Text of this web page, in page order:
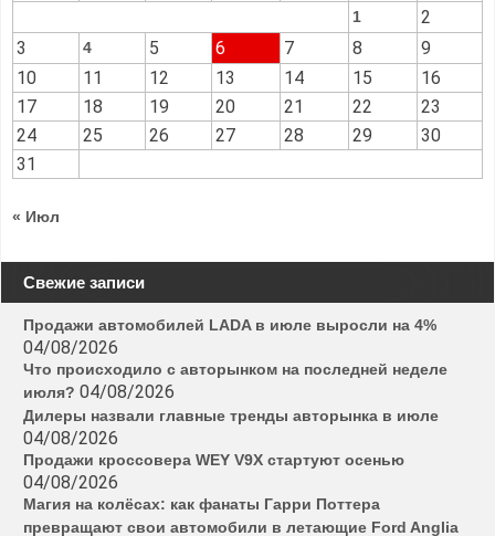
1
2
3
4 5 6 7 8
9
10
11 12 13 14 15
16
17
18 19 20 21 22
23
24
25 26 27 28 29
30
31
« Июл
Свежие записи
Продажи автомобилей LADA в июле выросли на 4%
04/08/2026
Что происходило с авторынком на последней неделе
июля? 04/08/2026
Дилеры назвали главные тренды авторынка в июле
04/08/2026
Продажи кроссовера WEY V9X стартуют осенью
04/08/2026
Магия на колёсах: как фанаты Гарри Поттера
превращают свои автомобили в летающие Ford Anglia